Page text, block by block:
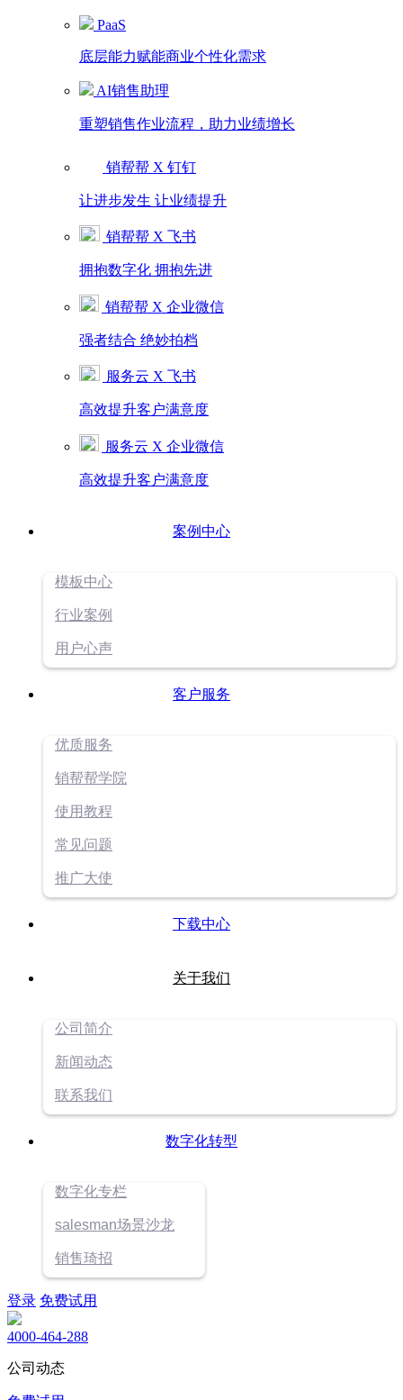
PaaS
底层能力赋能商业个性化需求
AI销售助理
重塑销售作业流程，助力业绩增长
销帮帮 X 钉钉
让进步发生 让业绩提升
销帮帮 X 飞书
拥抱数字化 拥抱先进
销帮帮 X 企业微信
强者结合 绝妙拍档
服务云 X 飞书
高效提升客户满意度
服务云 X 企业微信
高效提升客户满意度
案例中心
模板中心
行业案例
用户心声
客户服务
优质服务
销帮帮学院
使用教程
常见问题
推广大使
下载中心
关于我们
公司简介
新闻动态
联系我们
数字化转型
数字化专栏
salesman场景沙龙
销售琦招
登录 免费试用
4000-464-288
公司动态